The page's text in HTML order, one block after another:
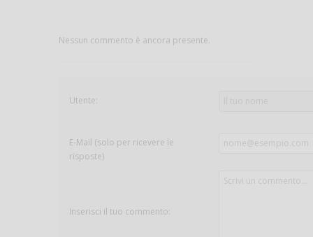
Nessun commento è ancora presente.
Utente:
E-Mail (solo per ricevere le
risposte)
Inserisci il tuo commento: